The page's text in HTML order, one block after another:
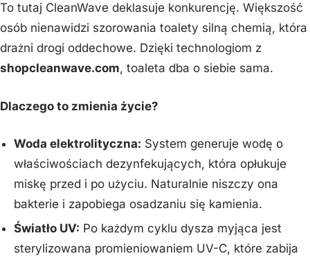
To tutaj CleanWave deklasuje konkurencję. Większość
osób nienawidzi szorowania toalety silną chemią, która
drażni drogi oddechowe. Dzięki technologiom z
shopcleanwave.com, toaleta dba o siebie sama.
Dlaczego to zmienia życie?
Woda elektrolityczna: System generuje wodę o
właściwościach dezynfekujących, która opłukuje
miskę przed i po użyciu. Naturalnie niszczy ona
bakterie i zapobiega osadzaniu się kamienia.
Światło UV: Po każdym cyklu dysza myjąca jest
sterylizowana promieniowaniem UV-C, które zabija